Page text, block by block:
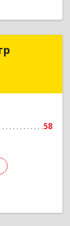
58
центр
Подробнее